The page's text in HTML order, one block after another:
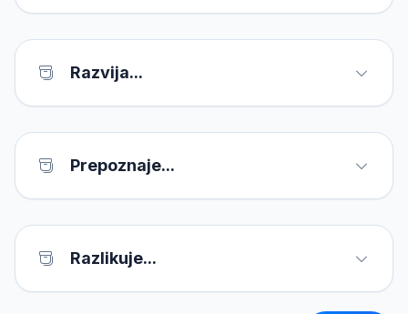
Razvija...
Prepoznaje...
Razlikuje...